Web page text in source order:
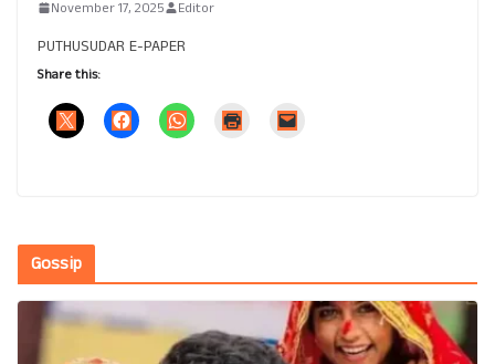
November 17, 2025 Editor
PUTHUSUDAR E-PAPER
Share this:
Gossip